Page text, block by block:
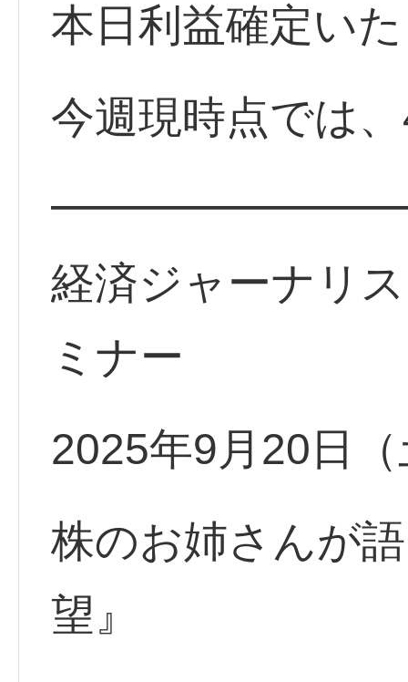
本日利益確定い
今週現時点では
経済ジャーナリ
ミナー
2025年9月20日
株のお姉さんが
望』